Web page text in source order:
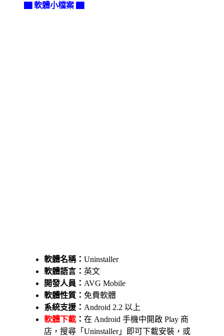
▇ 軟體小檔案 ▇
軟體名稱： Uninstaller
軟體語言： 英文
開發人員： AVG Mobile
軟體性質： 免費軟體
系統支援： Android 2.2 以上
軟體下載 ： 在 Android 手機中開啟 Play 商
店，搜尋「Uninstaller」即可下載安裝，或